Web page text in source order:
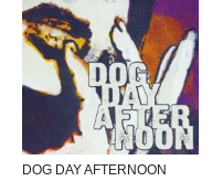
DOG DAY AFTERNOON